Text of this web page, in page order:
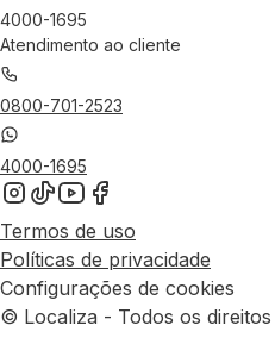
4000-1695
Atendimento ao cliente
0800-701-2523
4000-1695
Termos de uso
Políticas de privacidade
Configurações de cookies
© Localiza - Todos os